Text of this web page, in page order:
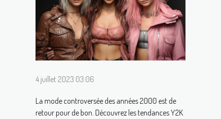
4 juillet 2023 03:06
La mode controversée des années 2000 est de
retour pour de bon. Découvrez les tendances Y2K